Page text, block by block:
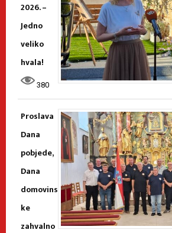
2026. –
Jedno
veliko
hvala!
380
Proslava
Dana
pobjede,
Dana
domovins
ke
zahvalno